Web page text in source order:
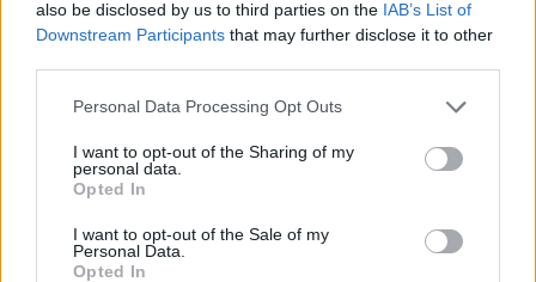
also be disclosed by us to third parties on the IAB’s List of
Downstream Participants that may further disclose it to other
Please note that this website/app uses one or more Google
not limited to your visit or usage behaviour. You may click to
grant or deny consent to Google and its third-party tags to
use your data for below specified purposes in below Google
consent section.
Personal Data Processing Opt Outs
I want to opt-out of the Sharing of my
personal data.
Opted In
I want to opt-out of the Sale of my
Personal Data.
Opted In